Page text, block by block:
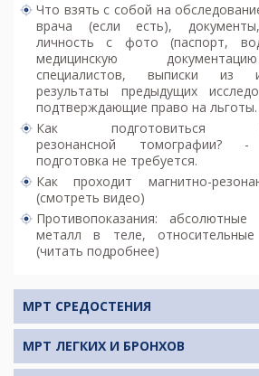
Что взять с собой на
врача (если есть),
личность с фото (паспорт,
медицинскую
специалистов, выписки из
результаты предыдущих
подтверждающие право на льготы.
Как подготовиться
резонансной томографии? -
подготовка не требуется.
Как проходит магнитно-
(смотреть видео)
Противопоказания:
металл в теле, относительные
(читать подробнее)
МРТ СРЕДОСТЕНИЯ
МРТ ЛЕГКИХ И БРОНХОВ